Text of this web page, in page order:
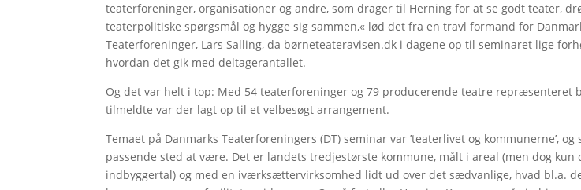
teaterforeninger, organisationer og andre, som drager til Herning for at se godt teater,
teaterpolitiske spørgsmål og hygge sig sammen,« lød det fra en travl formand for
Teaterforeninger, Lars Salling, da børneteateravisen.dk i dagene op til seminaret lige
hvordan det gik med deltagerantallet.
Og det var helt i top: Med 54 teaterforeninger og 79 producerende teatre repræsenteret
tilmeldte var der lagt op til et velbesøgt arrangement.
Temaet på Danmarks Teaterforeningers (DT) seminar var ’teaterlivet og kommunerne’,
passende sted at være. Det er landets tredjestørste kommune, målt i areal (men dog kun
indbyggertal) og med en iværksættervirksomhed lidt ud over det sædvanlige, hvad bl.a.